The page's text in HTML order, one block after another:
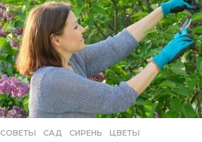
СОВЕТЫ САД ,СИРЕНЬ ,ЦВЕТЫ